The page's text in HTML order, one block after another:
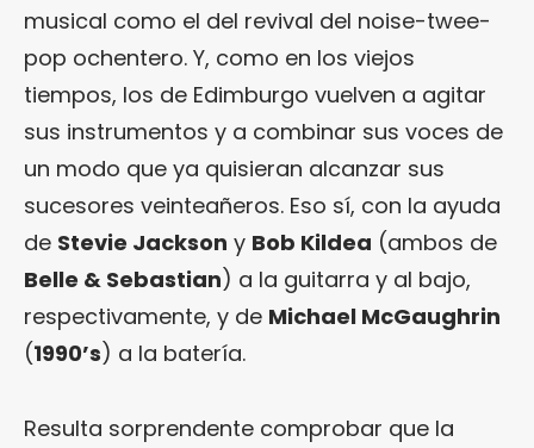
musical como el del revival del noise-twee-
pop ochentero. Y, como en los viejos
tiempos, los de Edimburgo vuelven a agitar
sus instrumentos y a combinar sus voces de
un modo que ya quisieran alcanzar sus
sucesores veinteañeros. Eso sí, con la ayuda
de Stevie Jackson y Bob Kildea (ambos de
Belle & Sebastian) a la guitarra y al bajo,
respectivamente, y de Michael McGaughrin
(1990’s) a la batería.
Resulta sorprendente comprobar que la